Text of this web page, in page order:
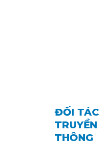
ĐỐI TÁC
TRUYỀN
THÔNG